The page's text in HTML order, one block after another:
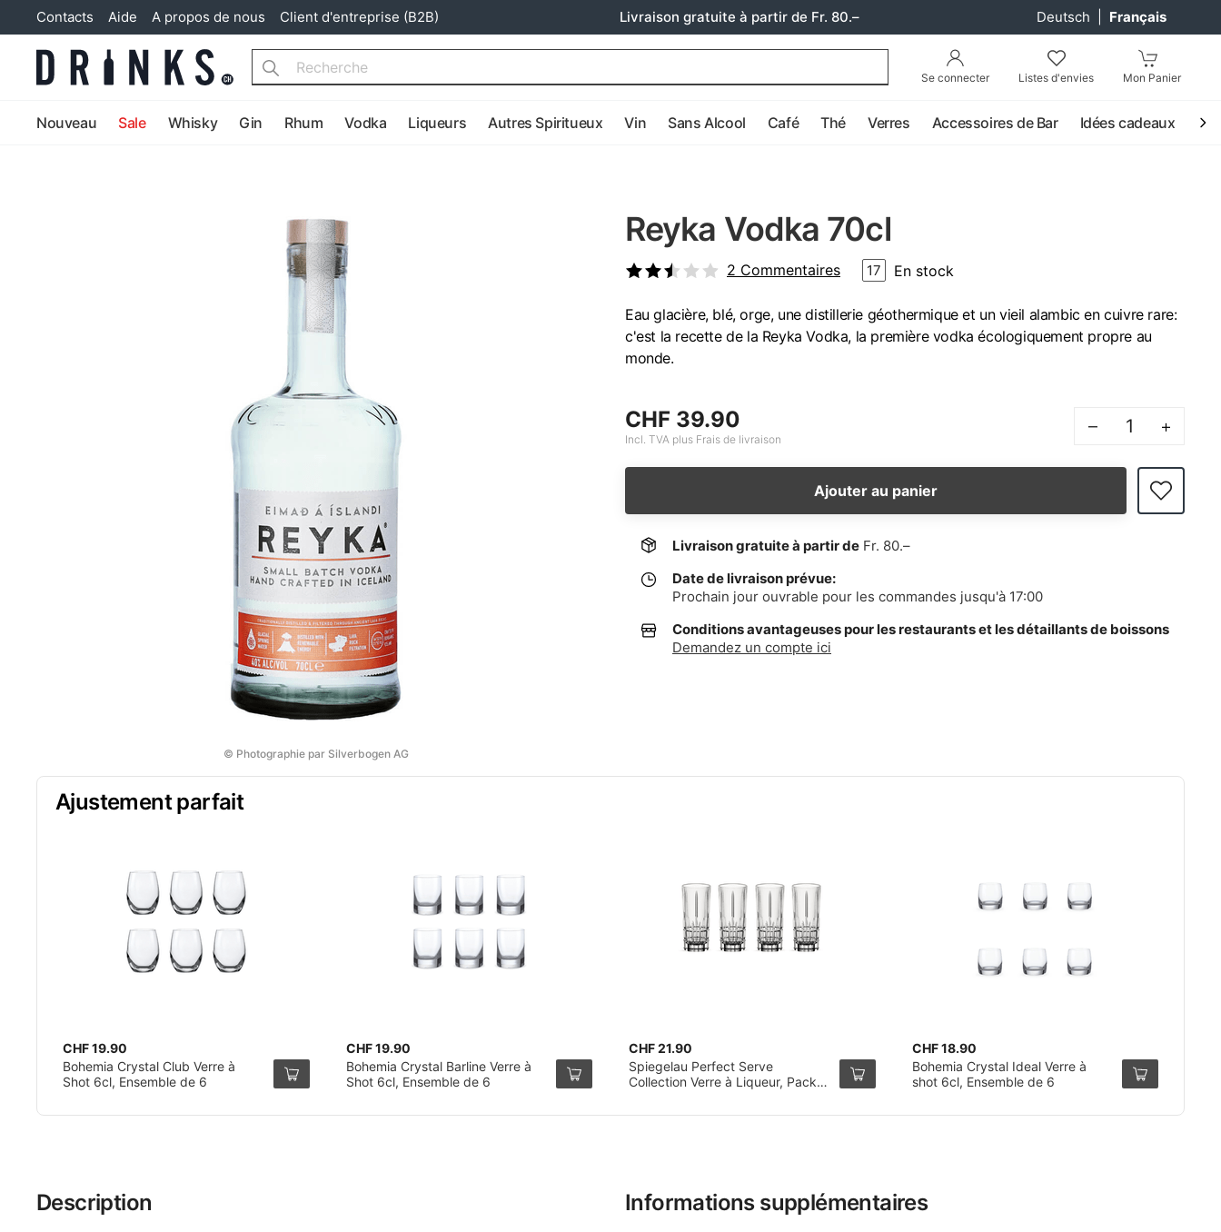
Contacts Aide A propos de nous Client d'entreprise (B2B) Livraison gratuite à partir de Fr. 80.– Deutsch Français
Se connecter Listes d'envies Mon Panier
Search
Nouveau Sale Whisky Gin Rhum Vodka Liqueurs Autres Spiritueux Vin Sans Alcool Café Thé Verres Accessoires de Bar Idées cadeaux
© Photographie par Silverbogen AG
Reyka Vodka 70cl
2 Commentaires 17 En stock
Eau glacière, blé, orge, une distillerie géothermique et un vieil alambic en cuivre rare:
c'est la recette de la Reyka Vodka, la première vodka écologiquement propre au
monde.
CHF 39.90
Incl. TVA plus Frais de livraison
– +
Ajouter au panier
Livraison gratuite à partir de Fr. 80.–
Date de livraison prévue:
Prochain jour ouvrable pour les commandes jusqu'à 17:00
Conditions avantageuses pour les restaurants et les détaillants de boissons
Demandez un compte ici
Ajustement parfait
CHF 19.90
Bohemia Crystal Club Verre à
Shot 6cl, Ensemble de 6
CHF 19.90
Bohemia Crystal Barline Verre à
Shot 6cl, Ensemble de 6
CHF 21.90
Spiegelau Perfect Serve
Collection Verre à Liqueur, Pack
CHF 18.90
Bohemia Crystal Ideal Verre à
shot 6cl, Ensemble de 6
Description Informations supplémentaires